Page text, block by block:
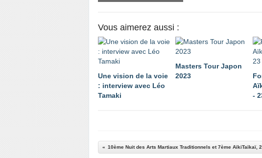
Vous aimerez aussi :
Une vision de la voie
: interview avec Léo
Tamaki
Masters Tour Japon
2023
-
10ème Nuit des Arts Martiaux Traditionnels et 7ème AïkiTaïkaï,